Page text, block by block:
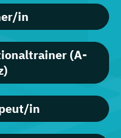
in
(A-
in